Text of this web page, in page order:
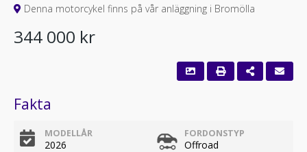
Denna motorcykel finns på vår anläggning i Bromölla
344 000 kr
Fakta
MODELLÅR
2026
FORDONSTYP
Offroad